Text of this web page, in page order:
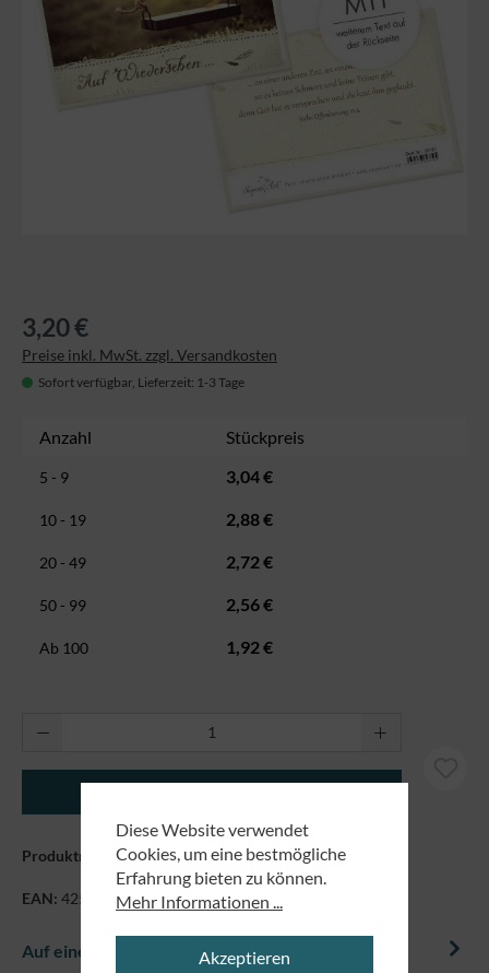
3,20 €
Preise inkl. MwSt. zzgl. Versandkosten
Sofort verfügbar, Lieferzeit: 1-3 Tage
Anzahl Stückpreis
5 - 9 3,04 €
10 - 19 2,88 €
20 - 49 2,72 €
50 - 99 2,56 €
Ab 100 1,92 €
Produkt Anzahl: Gib den gewünschten
Produktnummer:29281
EAN: 4250479847705
Auf einem Blick
Diese Website verwendet
Cookies, um eine bestmögliche
Erfahrung bieten zu können.
Mehr Informationen ...
Akzeptieren